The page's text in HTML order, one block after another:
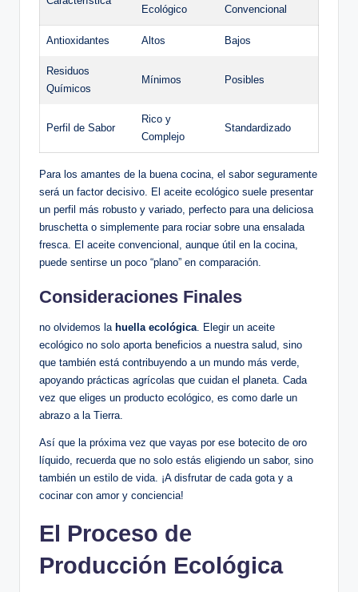
Ecológico Convencional
Antioxidantes Altos Bajos
Residuos
Químicos
Mínimos Posibles
Perfil de Sabor
Rico y
Complejo
Standardizado
Para los amantes de la buena cocina, el sabor seguramente
será un factor decisivo. El aceite ecológico suele presentar
un perfil más robusto y variado, perfecto para una deliciosa
bruschetta o simplemente para rociar sobre una ensalada
fresca. El aceite convencional, aunque útil en la cocina,
puede sentirse un poco “plano” en comparación.
Consideraciones Finales
no olvidemos la huella ecológica . Elegir un aceite
ecológico no solo aporta beneficios a nuestra salud, sino
que también está contribuyendo a un mundo más verde,
apoyando prácticas agrícolas que cuidan el planeta. Cada
vez que eliges un producto ecológico, es como darle un
abrazo a la Tierra.
Así que la próxima vez que vayas por ese botecito de oro
líquido, recuerda que no solo estás eligiendo un sabor, sino
también un estilo de vida. ¡A disfrutar de cada gota y a
cocinar con amor y conciencia!
El Proceso de
Producción Ecológica